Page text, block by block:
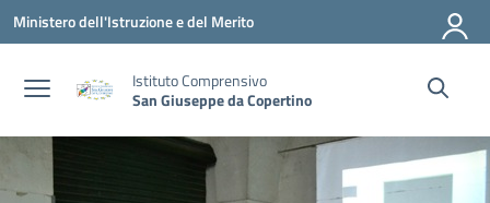
Vai ai contenuti
Vai al menu di navigazione
Vai al footer
Ministero dell'Istruzione e del Merito
Istituto Comprensivo
San Giuseppe da Copertino